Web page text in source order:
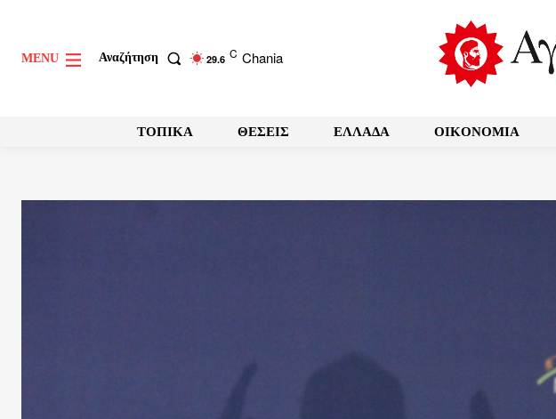
MENU Αναζήτηση 29.6 C Chania
ΤΟΠΙΚΑ ΘΕΣΕΙΣ ΕΛΛΑΔΑ OIKONOMIA